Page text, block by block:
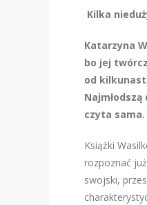
Kilka
Katarzyna
bo jej
od
czyta sama.
Książki
rozpoznać
swojski,